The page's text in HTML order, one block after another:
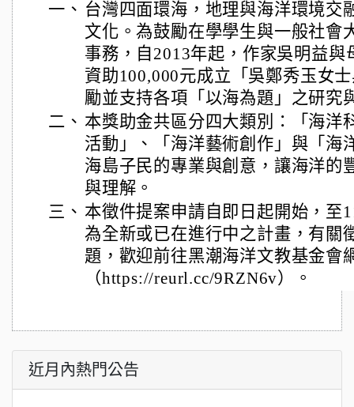
一、 台灣四面環海，地理與海洋環境交
文化。為鼓勵在學學生與一般社會
事務，自2013年起，作家吳明益與
資助100,000元成立「吳鄭秀玉女
勵並支持各項「以海為題」之研究
二、 本獎助金共區分四大類別：「海洋
活動」、「海洋藝術創作」與「海
海島子民的專業與創意，讓海洋的
與理解。
三、 本徵件提案申請自即日起開始，至
為全新或已在進行中之計畫，有關
題，歡迎前往黑潮海洋文教基金會
（https://reurl.cc/9RZN6v）。
近月內熱門公告